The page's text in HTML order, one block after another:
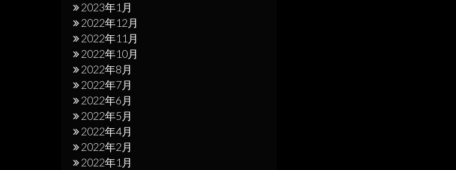
2023年1月
2022年12月
2022年11月
2022年10月
2022年8月
2022年7月
2022年6月
2022年5月
2022年4月
2022年2月
2022年1月